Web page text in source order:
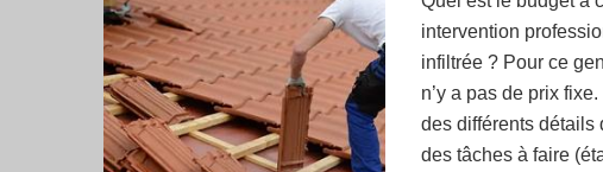
intervention
infiltrée ? Pour ce
n’y a pas de prix
des différents détails
des tâches à faire